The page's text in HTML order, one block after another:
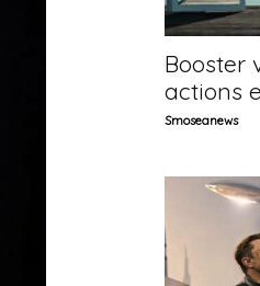
Booster
actions
Smoseanews